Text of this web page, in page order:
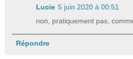
Lucie 5 juin 2020 à 00:51
non, pratiquement pas,
Répondre